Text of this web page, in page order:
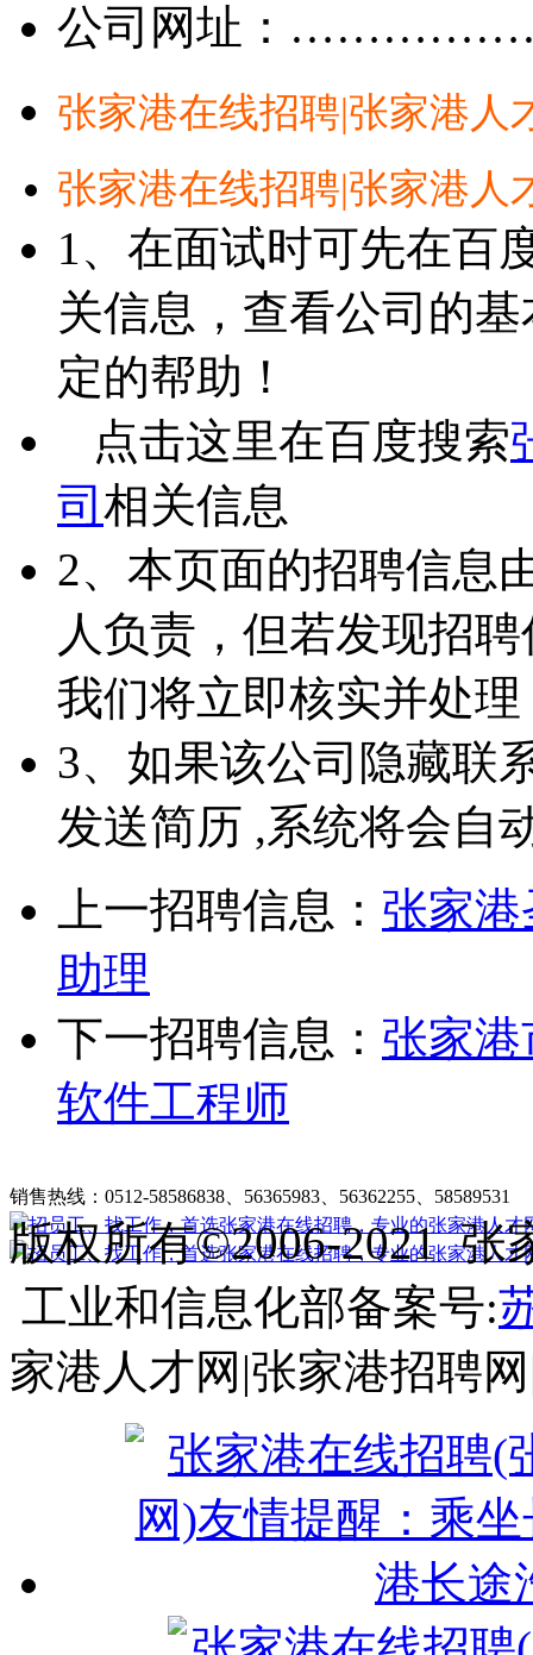
公司网址：
张家港在线招聘|张家港人
张家港在线招聘|张家港人
1、在面试时可先在百
关信息，查看公司的
定的帮助！
点击这里在百度搜索
司 相关信息
2、本页面的招聘信息
人负责，但若发现招
我们将立即核实并处理
3、如果该公司隐藏联
发送简历 ,系统将会自
上一招聘信息： 张家
助理
下一招聘信息： 张家
软件工程师
销售热线：0512-58586838、56365983、56362255、58589531
版权所有©2006-2021 张
工业和信息化部备案号:
家港人才网|张家港招聘